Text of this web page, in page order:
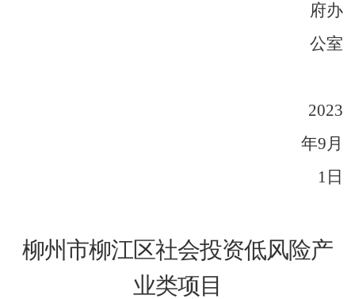
府办
公室
2023
年9月
1 日
柳州市柳江区社会投资低风险产
业类项目